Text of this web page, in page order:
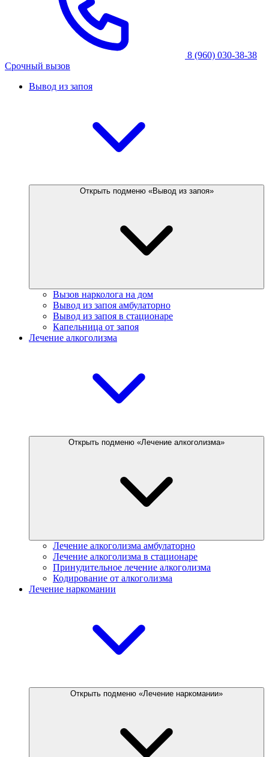
8 (960) 030-38-38
Срочный вызов
Вывод из запоя
Открыть подменю «Вывод из запоя»
Вызов нарколога на дом
Вывод из запоя амбулаторно
Вывод из запоя в стационаре
Капельница от запоя
Лечение алкоголизма
Открыть подменю «Лечение алкоголизма»
Лечение алкоголизма амбулаторно
Лечение алкоголизма в стационаре
Принудительное лечение алкоголизма
Кодирование от алкоголизма
Лечение наркомании
Открыть подменю «Лечение наркомании»